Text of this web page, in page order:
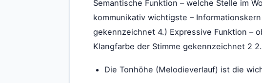
Semantische Funktion – welche Stelle im
kommunikativ wichtigste –
gekennzeichnet 4.) Expressive Funktion –
Klangfarbe der Stimme gekennzeichnet 2
Die Tonhöhe (Melodieverlauf) ist die